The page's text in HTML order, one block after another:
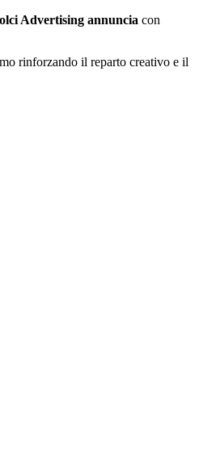
Advertising annuncia con
rinforzando il reparto creativo e il